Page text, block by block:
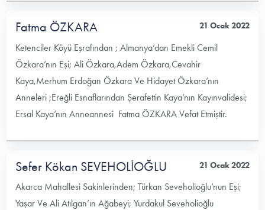
Fatma ÖZKARA 21 Ocak 2022
Ketenciler Köyü Eşrafından ; Almanya’dan Emekli Cemil
Özkara’nın Eşi; Ali Özkara,Adem Özkara,Cevahir
Kaya,Merhum Erdoğan Özkara Ve Hidayet Özkara’nın
Anneleri ;Ereğli Esnaflarından Şerafettin Kaya’nın Kayınvalidesi;
Ersal Kaya’nın Anneannesi Fatma ÖZKARA Vefat Etmiştir.
Sefer Kökan SEVEHOLİOĞLU 21 Ocak 2022
Akarca Mahallesi Sakinlerinden; Türkan Seveholioğlu’nun Eşi;
Yaşar Ve Ali Atılgan’ın Ağabeyi; Yurdakul Seveholioğlu